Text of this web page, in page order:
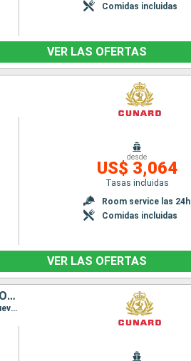
Comidas incluidas
VER LAS OFERTAS
desde
US$ 3,064
Tasas incluidas
Room service las 24h
Comidas incluidas
VER LAS OFERTAS
ANTIGUA Y BARBUDA, SANTA LUCIA, BARBADOS, DOMINICA, SAN MARTÍN, ESTADOS UNIDOS
Itinerario : Nueva York, St Kitts, Santa Lucia, Barbados, Dominica, Saint Martin (Antilles Néerlandaises), Nueva York